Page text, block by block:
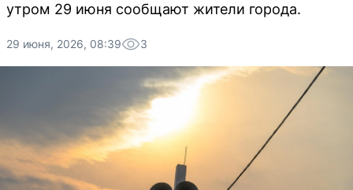
утром 29 июня сообщают жители города.
29 июня, 2026, 08:39 3